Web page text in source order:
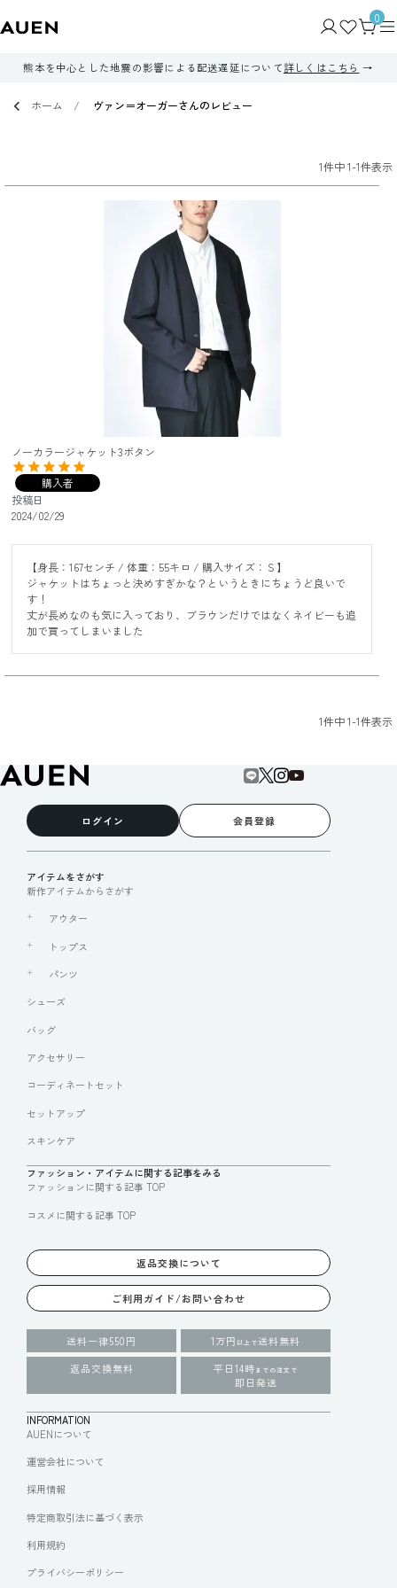
0
熊本を中心とした地震の影響による配送遅延について詳しくはこちら
ホーム ヴァン＝オーガーさんのレビュー
1件中1-1件表示
ノーカラージャケット3ボタン
購入者
投稿日
2024/02/29
【身長：167センチ / 体重：55キロ / 購入サイズ：Ｓ】
ジャケットはちょっと決めすぎかな？というときにちょうど良いで
す！
丈が長めなのも気に入っており、ブラウンだけではなくネイビーも追
加で買ってしまいました
1件中1-1件表示
ログイン 会員登録
アイテムをさがす
新作アイテムからさがす
アウター
トップス
パンツ
シューズ
バッグ
アクセサリー
コーディネートセット
セットアップ
スキンケア
ファッション・アイテムに関する記事をみる
ファッションに関する記事 TOP
コスメに関する記事 TOP
返品交換について
ご利用ガイド/お問い合わせ
送料一律550円 1万円 以上で送料無料
返品交換無料
平日14時 までの注文で
即日発送
INFORMATION
AUENについて
運営会社について
採用情報
特定商取引法に基づく表示
利用規約
プライバシーポリシー